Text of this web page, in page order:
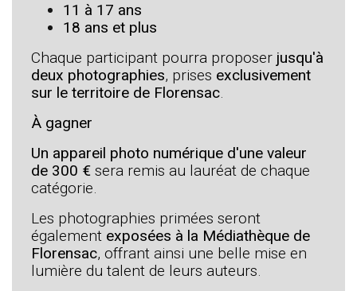
11 à 17 ans
18 ans et plus
Chaque participant pourra proposer jusqu'à
deux photographies, prises exclusivement
sur le territoire de Florensac.
À gagner
Un appareil photo numérique d'une valeur
de 300 € sera remis au lauréat de chaque
catégorie.
Les photographies primées seront
également exposées à la Médiathèque de
Florensac, offrant ainsi une belle mise en
lumière du talent de leurs auteurs.